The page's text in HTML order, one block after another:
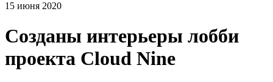
15 июня 2020
Созданы интерьеры лобби
проекта Cloud Nine